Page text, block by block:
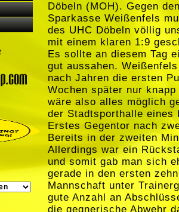
Döbeln (MOH). Gegen
Sparkasse Weißenfels
des UHC Döbeln völlig
mit einem klaren 1:9
Es sollte an diesem Tag
gut aussahen.
nach Jahren die ersten
Wochen später nur
wäre also alles möglich
der Stadtsporthalle eines
Erstes Gegentor nach
Bereits in der zweiten
Allerdings war ein
und somit gab man sich
gerade in den ersten
Mannschaft unter
gute Anzahl an
die gegnerische Abwehr